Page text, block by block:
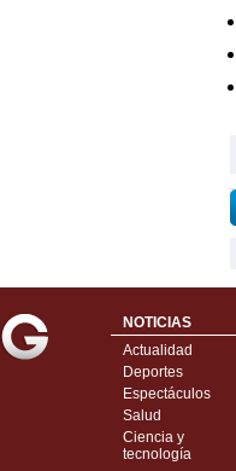
NOTICIAS
Actualidad
Deportes
Espectáculos
Salud
Ciencia y
tecnología